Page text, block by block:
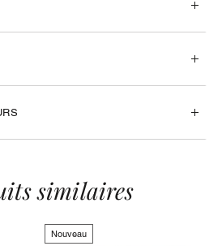
similaires
Nouveau